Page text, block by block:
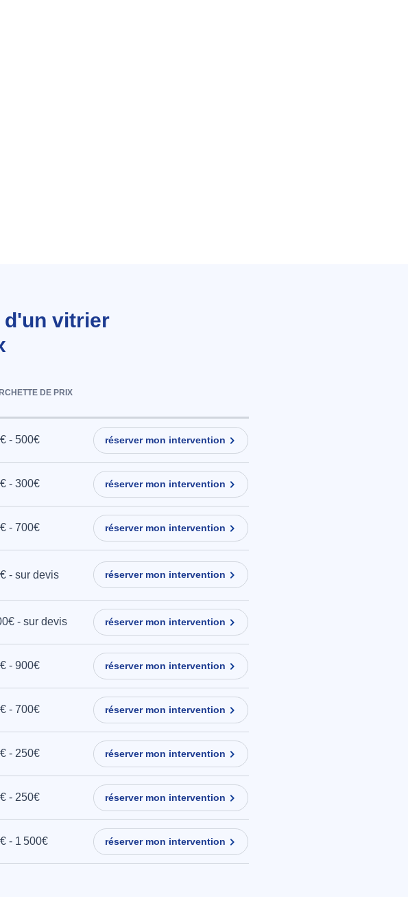
d'un vitrier
DE PRIX
- 500€ réserver mon intervention
- 300€ réserver mon intervention
- 700€ réserver mon intervention
- sur devis réserver mon intervention
- sur devis réserver mon intervention
- 900€ réserver mon intervention
- 700€ réserver mon intervention
- 250€ réserver mon intervention
- 250€ réserver mon intervention
- 1 500€ réserver mon intervention